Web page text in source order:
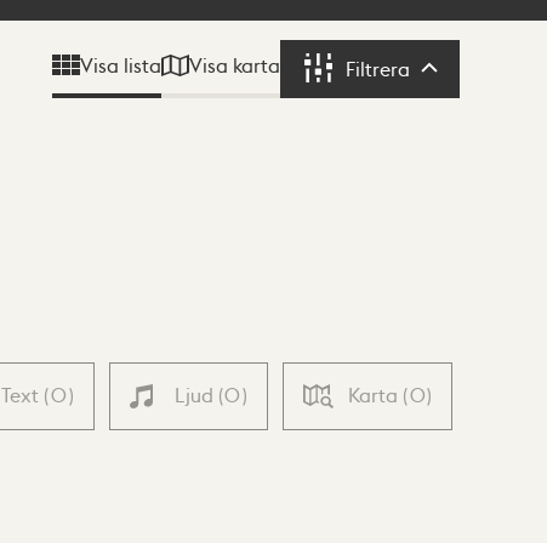
Visa lista Visa karta Filtrera Filtrera
Text (0) Ljud (0) Karta (0)